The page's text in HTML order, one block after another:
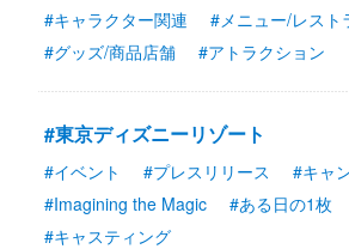
#キャラクター関連
#メニュー/レスト
#グッズ/商品店舗
#アトラクション
#東京ディズニーリゾート
#イベント #プレスリリース
#キャ
#Imagining the Magic
#ある日の1枚
#キャスティング